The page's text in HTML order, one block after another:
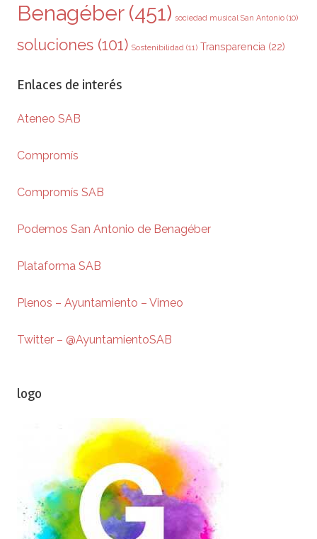
Benagéber(451) sociedad musical San Antonio (10)
soluciones (101) Sostenibilidad (11) Transparencia (22)
Enlaces de interés
Ateneo SAB
Compromís
Compromís SAB
Podemos San Antonio de Benagéber
Plataforma SAB
Plenos – Ayuntamiento – Vimeo
Twitter – @AyuntamientoSAB
logo